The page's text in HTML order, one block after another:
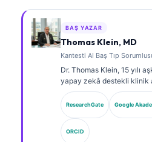
BAŞ YAZAR
Thomas Klein, MD
Kantesti AI Baş Tıp
Dr. Thomas Klein, 15 yılı
yapay zekâ destekli klinik
kurul onaylı bir klinik
uzmanıdır. Kantesti AI
olarak, tescilli sinir ağının
klinik gözetim sağlar. Dr.
yorumlanması ve
ResearchGate Google
ORCID